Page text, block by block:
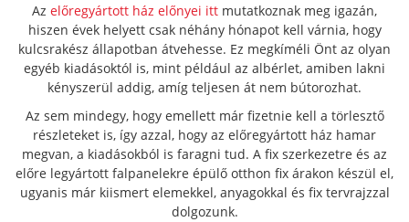
Az előregyártott ház előnyei itt mutatkoznak meg igazán,
hiszen évek helyett csak néhány hónapot kell várnia, hogy
kulcsrakész állapotban átvehesse. Ez megkíméli Önt az olyan
egyéb kiadásoktól is, mint például az albérlet, amiben lakni
kényszerül addig, amíg teljesen át nem bútorozhat.
Az sem mindegy, hogy emellett már fizetnie kell a törlesztő
részleteket is, így azzal, hogy az előregyártott ház hamar
megvan, a kiadásokból is faragni tud. A fix szerkezetre és az
előre legyártott falpanelekre épülő otthon fix árakon készül el,
ugyanis már kiismert elemekkel, anyagokkal és fix tervrajzzal
dolgozunk.